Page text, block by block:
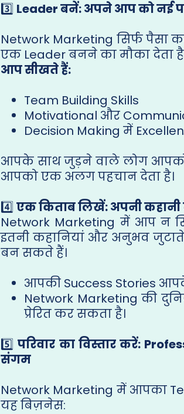
3️⃣ Leader बनें: अपने आप को नई
Network Marketing सिर्फ पैसा
एक Leader बनने का मौका देता
आप सीखते हैं:
Team Building Skills
Motivational और
Decision Making में
आपके साथ जुड़ने वाले लोग
आपको एक अलग पहचान देता है।
4️⃣ एक किताब लिखें: अपनी कहानी
Network Marketing में आप न
इतनी कहानियां और अनुभव
बन सकते हैं।
आपकी Success Stories
Network Marketing की
प्रेरित कर सकता है।
5️⃣परिवार का विस्तार करें:
संगम
Network Marketing में आपका
यह बिज़नेस: